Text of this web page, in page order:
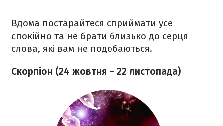
Вдома постарайтеся сприймати усе
спокійно та не брати близько до серця
слова, які вам не подобаються.
Скорпіон (24 жовтня – 22 листопада)